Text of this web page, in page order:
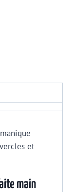
et
main